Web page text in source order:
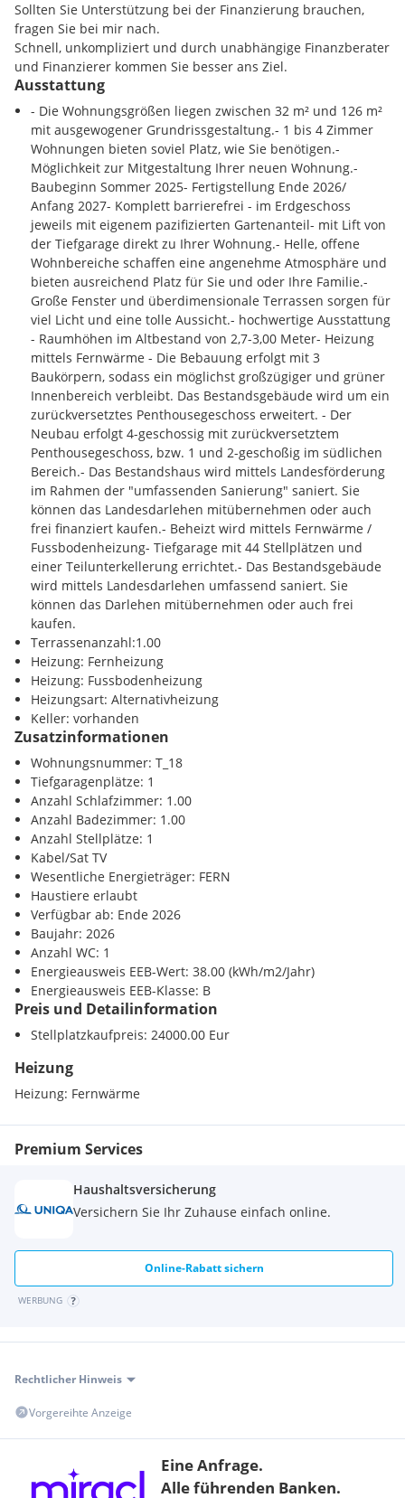
Sollten Sie Unterstützung bei der Finanzierung brauchen,
fragen Sie bei mir nach.
Schnell, unkompliziert und durch unabhängige Finanzberater
und Finanzierer kommen Sie besser ans Ziel.
Ausstattung
- Die Wohnungsgrößen liegen zwischen 32 m² und 126 m²
mit ausgewogener Grundrissgestaltung.- 1 bis 4 Zimmer
Wohnungen bieten soviel Platz, wie Sie benötigen.-
Möglichkeit zur Mitgestaltung Ihrer neuen Wohnung.-
Baubeginn Sommer 2025- Fertigstellung Ende 2026/
Anfang 2027- Komplett barrierefrei - im Erdgeschoss
jeweils mit eigenem pazifizierten Gartenanteil- mit Lift von
der Tiefgarage direkt zu Ihrer Wohnung.- Helle, offene
Wohnbereiche schaffen eine angenehme Atmosphäre und
bieten ausreichend Platz für Sie und oder Ihre Familie.-
Große Fenster und überdimensionale Terrassen sorgen für
viel Licht und eine tolle Aussicht.- hochwertige Ausstattung
- Raumhöhen im Altbestand von 2,7-3,00 Meter- Heizung
mittels Fernwärme - Die Bebauung erfolgt mit 3
Baukörpern, sodass ein möglichst großzügiger und grüner
Innenbereich verbleibt. Das Bestandsgebäude wird um ein
zurückversetztes Penthousegeschoss erweitert. - Der
Neubau erfolgt 4-geschossig mit zurückversetztem
Penthousegeschoss, bzw. 1 und 2-geschoßig im südlichen
Bereich.- Das Bestandshaus wird mittels Landesförderung
im Rahmen der "umfassenden Sanierung" saniert. Sie
können das Landesdarlehen mitübernehmen oder auch
frei finanziert kaufen.- Beheizt wird mittels Fernwärme /
Fussbodenheizung- Tiefgarage mit 44 Stellplätzen und
einer Teilunterkellerung errichtet.- Das Bestandsgebäude
wird mittels Landesdarlehen umfassend saniert. Sie
können das Darlehen mitübernehmen oder auch frei
kaufen.
Terrassenanzahl:1.00
Heizung: Fernheizung
Heizung: Fussbodenheizung
Heizungsart: Alternativheizung
Keller: vorhanden
Zusatzinformationen
Wohnungsnummer: T_18
Tiefgaragenplätze: 1
Anzahl Schlafzimmer: 1.00
Anzahl Badezimmer: 1.00
Anzahl Stellplätze: 1
Kabel/Sat TV
Wesentliche Energieträger: FERN
Haustiere erlaubt
Verfügbar ab: Ende 2026
Baujahr: 2026
Anzahl WC: 1
Energieausweis EEB-Wert: 38.00 (kWh/m2/Jahr)
Energieausweis EEB-Klasse: B
Preis und Detailinformation
Stellplatzkaufpreis: 24000.00 Eur
Heizung
Heizung: Fernwärme
Premium Services
Haushaltsversicherung
Versichern Sie Ihr Zuhause einfach online.
Online-Rabatt sichern
WERBUNG
Rechtlicher Hinweis
Vorgereihte Anzeige
Eine Anfrage.
Alle führenden Banken.